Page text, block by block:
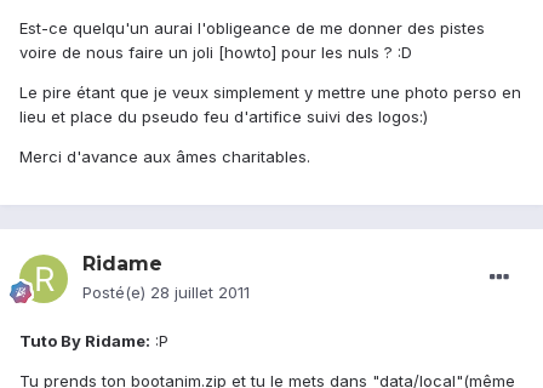
Est-ce quelqu'un aurai l'obligeance de me donner des pistes
voire de nous faire un joli [howto] pour les nuls ? :D
Le pire étant que je veux simplement y mettre une photo perso en
lieu et place du pseudo feu d'artifice suivi des logos:)
Merci d'avance aux âmes charitables.
Ridame
Posté(e) 28 juillet 2011
Tuto By Ridame: :P
Tu prends ton bootanim.zip et tu le mets dans "data/local"(même